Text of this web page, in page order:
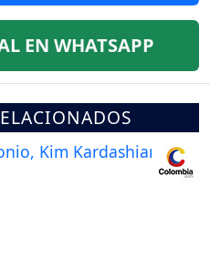
EN WHATSAPP